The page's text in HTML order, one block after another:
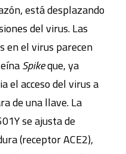
está desplazando
del virus. Las
en el virus parecen
Spikeque, ya
el acceso del virus a
de una llave. La
se ajusta de
(receptor ACE2),